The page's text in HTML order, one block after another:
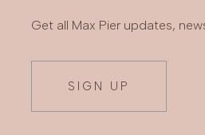
Get all Max Pier updates,
SIGN UP